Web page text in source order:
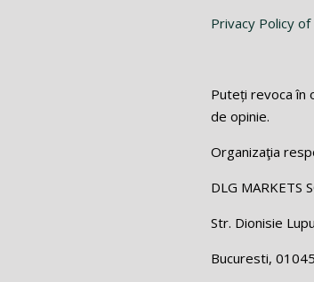
Privacy Policy
Puteți revoca în
de opinie.
Organizaţia
DLG MARKETS
Str. Dionisie
Bucuresti,